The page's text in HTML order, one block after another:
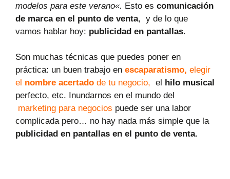
modelos para este verano«. Esto es comunicación
de marca en el punto de venta, y de lo que
vamos hablar hoy: publicidad en pantallas.
Son muchas técnicas que puedes poner en
práctica: un buen trabajo en escaparatismo, elegir
el nombre acertado de tu negocio, el
hilo musical
perfecto, etc. Inundarnos en el mundo del
marketing para negocios puede ser una labor
complicada pero… no hay nada más simple que la
publicidad en pantallas en el punto de venta.